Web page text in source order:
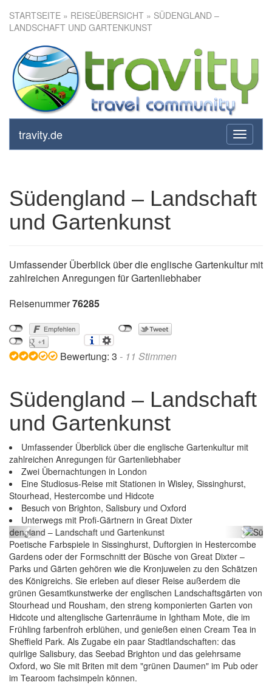
STARTSEITE » REISEÜBERSICHT » SÜDENGLAND –
LANDSCHAFT UND GARTENKUNST
toggle
travity.de
Südengland – Landschaft und
Gartenkunst
Südengland – Landschaft
und Gartenkunst
Umfassender Überblick über die englische Gartenkultur mit
zahlreichen Anregungen für Gartenliebhaber
Reisenummer76285
Bewertung: 3 - 11 Stimmen
Südengland – Landschaft
und Gartenkunst
Umfassender Überblick über die englische Gartenkultur mit
zahlreichen Anregungen für Gartenliebhaber
Zwei Übernachtungen in London
Eine Studiosus-Reise mit Stationen in Wisley, Sissinghurst,
Stourhead, Hestercombe und Hidcote
Besuch von Brighton, Salisbury und Oxford
Unterwegs mit Profi-Gärtnern in Great Dixter
Südengland – Landschaft und Gartenkunst
Previous Next
Poetische Farbspiele in Sissinghurst, Duftorgien in Hestercombe
Gardens oder der Formschnitt der Büsche von Great Dixter –
Parks und Gärten gehören wie die Kronjuwelen zu den Schätzen
des Königreichs. Sie erleben auf dieser Reise außerdem die
grünen Gesamtkunstwerke der englischen Landschaftsgärten von
Stourhead und Rousham, den streng komponierten Garten von
Hidcote und altenglische Gartenräume in Ightham Mote, die im
Frühling farbenfroh erblühen, und genießen einen Cream Tea in
Sheffield Park. Als Zugabe ein paar Stadtlandschaften: das
quirlige Salisbury, das Seebad Brighton und das gelehrsame
Oxford, wo Sie mit Briten mit dem "grünen Daumen" im Pub oder
im Tearoom fachsimpeln können.